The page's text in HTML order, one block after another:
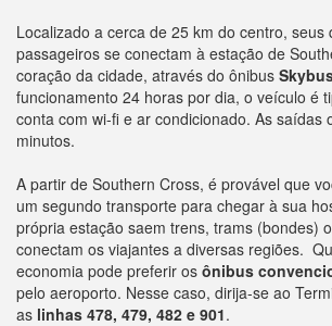
Localizado a cerca de 25 km do centro, seus
passageiros se conectam à estação de
coração da cidade, através do ônibus
funcionamento 24 horas por dia, o veículo é
conta com wi-fi e ar condicionado. As saídas
minutos.
A partir de Southern Cross, é provável que
um segundo transporte para chegar à sua
própria estação saem trens, trams (bondes)
conectam os viajantes a diversas regiões.
economia pode preferir os ônibus
pelo aeroporto. Nesse caso, dirija-se ao
as linhas 478, 479, 482 e 901.